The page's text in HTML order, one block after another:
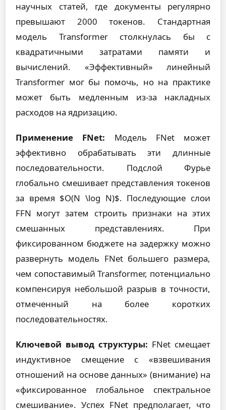
научных статей, где документы регулярно
превышают 2000 токенов. Стандартная
модель Transformer столкнулась бы с
квадратичными затратами памяти и
вычислений. «Эффективный» линейный
Transformer мог бы помочь, но на практике
может быть медленным из-за накладных
расходов на ядризацию.
Применение FNet: Модель FNet может
эффективно обрабатывать эти длинные
последовательности. Подслой Фурье
глобально смешивает представления токенов
за время $O(N \log N)$. Последующие слои
FFN могут затем строить признаки на этих
смешанных представлениях. При
фиксированном бюджете на задержку можно
развернуть модель FNet большего размера,
чем сопоставимый Transformer, потенциально
компенсируя небольшой разрыв в точности,
отмеченный на более коротких
последовательностях.
Ключевой вывод структуры: FNet смещает
индуктивное смещение с «взвешивания
отношений на основе данных» (внимание) на
«фиксированное глобальное спектральное
смешивание». Успех FNet предполагает, что